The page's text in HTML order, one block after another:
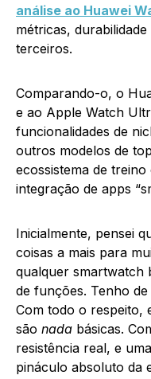
análise ao Huawei
métricas,
terceiros.
Comparando-o, o
e ao Apple Watch
funcionalidades de
outros modelos de
ecossistema de
integração de apps
Inicialmente, pensei
coisas a mais para
qualquer smartwatch
de funções. Tenho
Com todo o respeito,
são nada básicas.
resistência real, e
pináculo absoluto da